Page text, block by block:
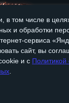
в том числе в
и обработки
сервиса
сайт, вы
и с Политикой
Медные изделия
Контакты